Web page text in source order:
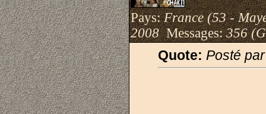
Pays:France (53 -
2008Messages:356
Quote: Posté